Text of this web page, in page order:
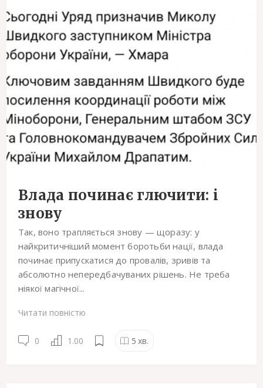
Влада починає глючити: i
знову
Так, воно трапляється знову — щоразу: у
найкритичніший момент боротьби нації, влада
починає припускатися до провалів, зривів та
абсолютно непередбачуваних рішень. Не треба
ніякої магічної...
Читати повністю
0 1.00 5 хв.